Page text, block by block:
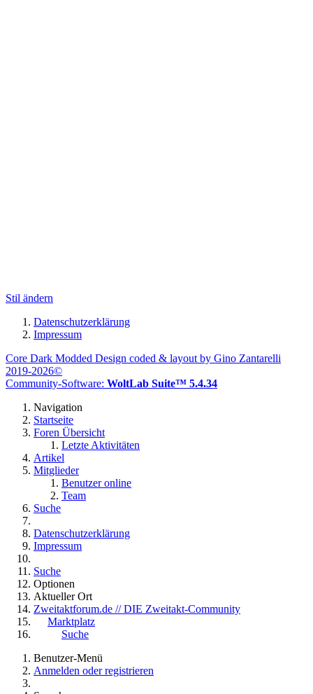
Stil ändern
Datenschutzerklärung
Impressum
Core Dark Modded Design coded & layout by Gino Zantarelli
2019-2026©
Community-Software: WoltLab Suite™ 5.4.34
Navigation
Startseite
Foren Übersicht
Letzte Aktivitäten
Artikel
Mitglieder
Benutzer online
Team
Suche
Datenschutzerklärung
Impressum
Suche
Optionen
Aktueller Ort
Zweitaktforum.de // DIE Zweitakt-Community
Marktplatz
Suche
Benutzer-Menü
Anmelden oder registrieren